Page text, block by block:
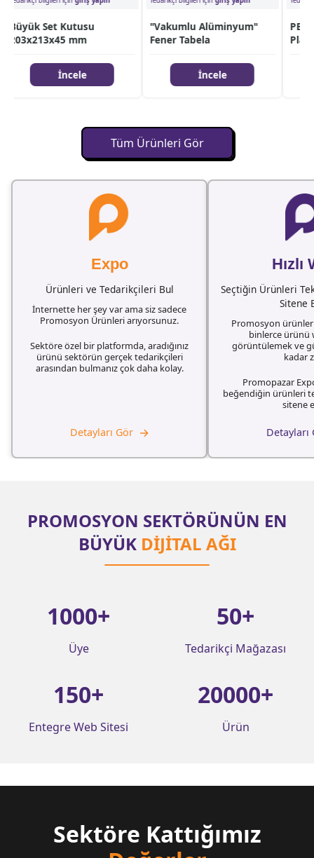
Set Kutusu
mm
İncele
"Vakumlu Alüminyum"
Fener Tabela
İncele
Plaket
Tüm Ürünleri Gör
Expo
Ürünleri ve Tedarikçileri Bul
İnternette her şey var ama siz sadece
Promosyon Ürünleri arıyorsunuz.
Sektöre özel bir platformda, aradığınız
ürünü sektörün gerçek tedarikçileri
arasından bulmanız çok daha kolay.
Detayları Gör →
Hızlı
Seçtiğin Ürünleri
Sitene
Promosyon
binlerce ürünü
görüntülemek ve
kadar
Promopazar
beğendiğin ürünleri
sitene
Detayları
PROMOSYON SEKTÖRÜNÜN EN
BÜYÜK DİJİTAL AĞI
1000+
Üye
50+
Tedarikçi Mağazası
150+
Entegre Web Sitesi
20000+
Ürün
Sektöre Kattığımız